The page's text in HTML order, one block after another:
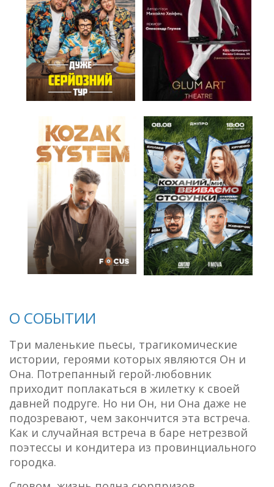
О СОБЫТИИ
Три маленькие пьесы, трагикомические
истории, героями которых являются Он и
Она. Потрепанный герой-любовник
приходит поплакаться в жилетку к своей
давней подруге. Но ни Он, ни Она даже не
подозревают, чем закончится эта встреча.
Как и случайная встреча в баре нетрезвой
поэтессы и кондитера из провинциального
городка.